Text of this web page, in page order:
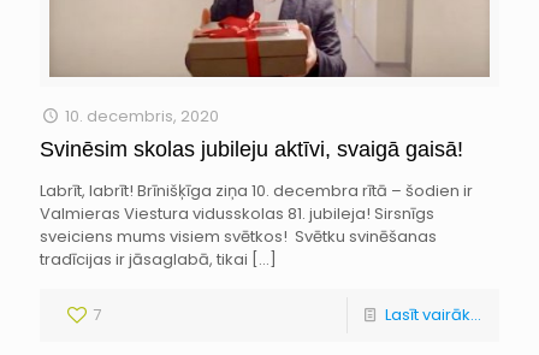
10. decembris, 2020
Svinēsim skolas jubileju aktīvi, svaigā gaisā!
Labrīt, labrīt! Brīnišķīga ziņa 10. decembra rītā – šodien ir
Valmieras Viestura vidusskolas 81. jubileja! Sirsnīgs
sveiciens mums visiem svētkos! Svētku svinēšanas
tradīcijas ir jāsaglabā, tikai […]
7 Lasīt vairāk...